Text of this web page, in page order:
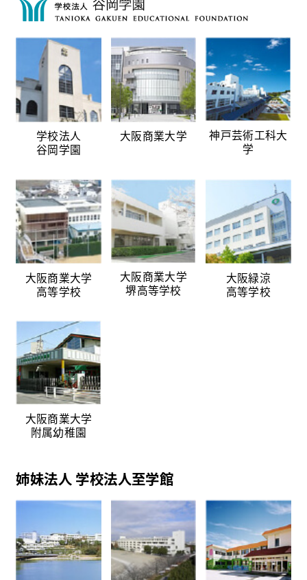
学校法人
谷岡学園
大阪商業大学
神戸芸術工科大
学
大阪商業大学
高等学校
大阪商業大学
堺高等学校
大阪緑涼
高等学校
大阪商業大学
附属幼稚園
姉妹法人 学校法人至学館